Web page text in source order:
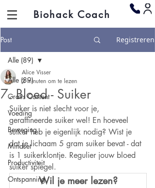
Biohack Coach
Post Registreren
Alle (89)
Gratis Content
Voeding
Beweging
Mindset
Productiviteit
Ontspanning
Alle (89)
7. Bloed - Suiker
Alice Visser
2 minuten om te lezen
Suiker is niet slecht voor je,
geraffineerde suiker wel! En hoeveel
suiker heb je eigenlijk nodig? Wist je
dat je lichaam 5 gram suiker bevat - dat
is 1 suikerklontje. Regulier jouw bloed
suiker spiegel.
Wil je meer lezen?